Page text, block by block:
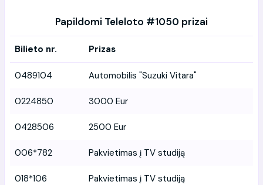
Papildomi Teleloto #1050 prizai
Bilieto nr. Prizas
0489104 Automobilis "Suzuki Vitara"
0224850 3000 Eur
0428506 2500 Eur
006*782 Pakvietimas į TV studiją
018*106 Pakvietimas į TV studiją